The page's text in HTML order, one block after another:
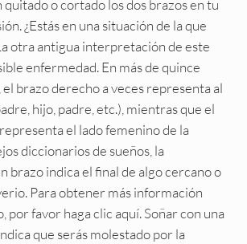
quitado o cortado los dos brazos en tu
¿Estás en una situación de la que
otra antigua interpretación de este
enfermedad. En más de quince
el brazo derecho a veces representa al
hijo, padre, etc.), mientras que el
el lado femenino de la
diccionarios de sueños, la
brazo indica el final de algo cercano o
Para obtener más información
por favor haga clic aquí. Soñar con una
que serás molestado por la